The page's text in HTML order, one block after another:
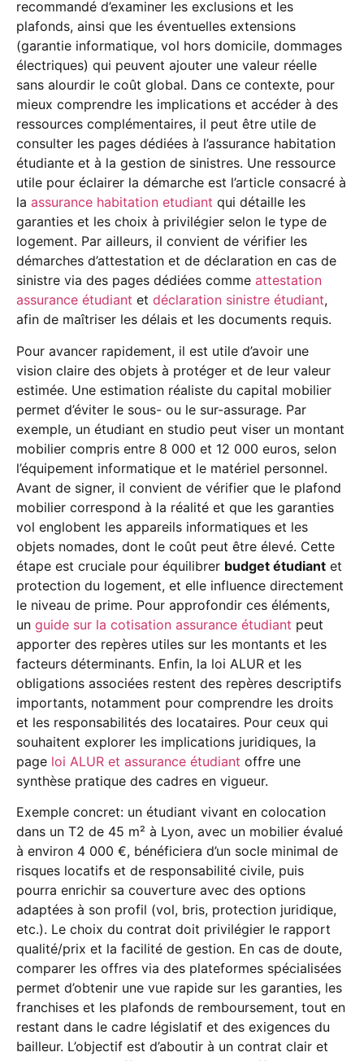
recommandé d’examiner les exclusions et les
plafonds, ainsi que les éventuelles extensions
(garantie informatique, vol hors domicile, dommages
électriques) qui peuvent ajouter une valeur réelle
sans alourdir le coût global. Dans ce contexte, pour
mieux comprendre les implications et accéder à des
ressources complémentaires, il peut être utile de
consulter les pages dédiées à l’assurance habitation
étudiante et à la gestion de sinistres. Une ressource
utile pour éclairer la démarche est l’article consacré à
la assurance habitation etudiant qui détaille les
garanties et les choix à privilégier selon le type de
logement. Par ailleurs, il convient de vérifier les
démarches d’attestation et de déclaration en cas de
sinistre via des pages dédiées comme attestation
assurance étudiant et déclaration sinistre étudiant,
afin de maîtriser les délais et les documents requis.
Pour avancer rapidement, il est utile d’avoir une
vision claire des objets à protéger et de leur valeur
estimée. Une estimation réaliste du capital mobilier
permet d’éviter le sous- ou le sur-assurage. Par
exemple, un étudiant en studio peut viser un montant
mobilier compris entre 8 000 et 12 000 euros, selon
l’équipement informatique et le matériel personnel.
Avant de signer, il convient de vérifier que le plafond
mobilier correspond à la réalité et que les garanties
vol englobent les appareils informatiques et les
objets nomades, dont le coût peut être élevé. Cette
étape est cruciale pour équilibrer budget étudiant et
protection du logement, et elle influence directement
le niveau de prime. Pour approfondir ces éléments,
un guide sur la cotisation assurance étudiant peut
apporter des repères utiles sur les montants et les
facteurs déterminants. Enfin, la loi ALUR et les
obligations associées restent des repères descriptifs
importants, notamment pour comprendre les droits
et les responsabilités des locataires. Pour ceux qui
souhaitent explorer les implications juridiques, la
page loi ALUR et assurance étudiant offre une
synthèse pratique des cadres en vigueur.
Exemple concret: un étudiant vivant en colocation
dans un T2 de 45 m² à Lyon, avec un mobilier évalué
à environ 4 000 €, bénéficiera d’un socle minimal de
risques locatifs et de responsabilité civile, puis
pourra enrichir sa couverture avec des options
adaptées à son profil (vol, bris, protection juridique,
etc.). Le choix du contrat doit privilégier le rapport
qualité/prix et la facilité de gestion. En cas de doute,
comparer les offres via des plateformes spécialisées
permet d’obtenir une vue rapide sur les garanties, les
franchises et les plafonds de remboursement, tout en
restant dans le cadre législatif et des exigences du
bailleur. L’objectif est d’aboutir à un contrat clair et